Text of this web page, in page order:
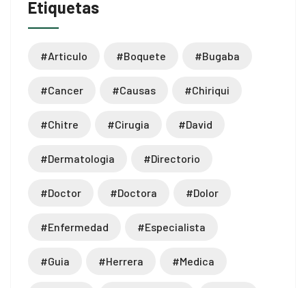
Etiquetas
#articulo #boquete #bugaba
#cancer #causas #chiriqui
#chitre #cirugia #david
#dermatologia #directorio
#doctor #doctora #dolor
#enfermedad #especialista
#guia #herrera #medica